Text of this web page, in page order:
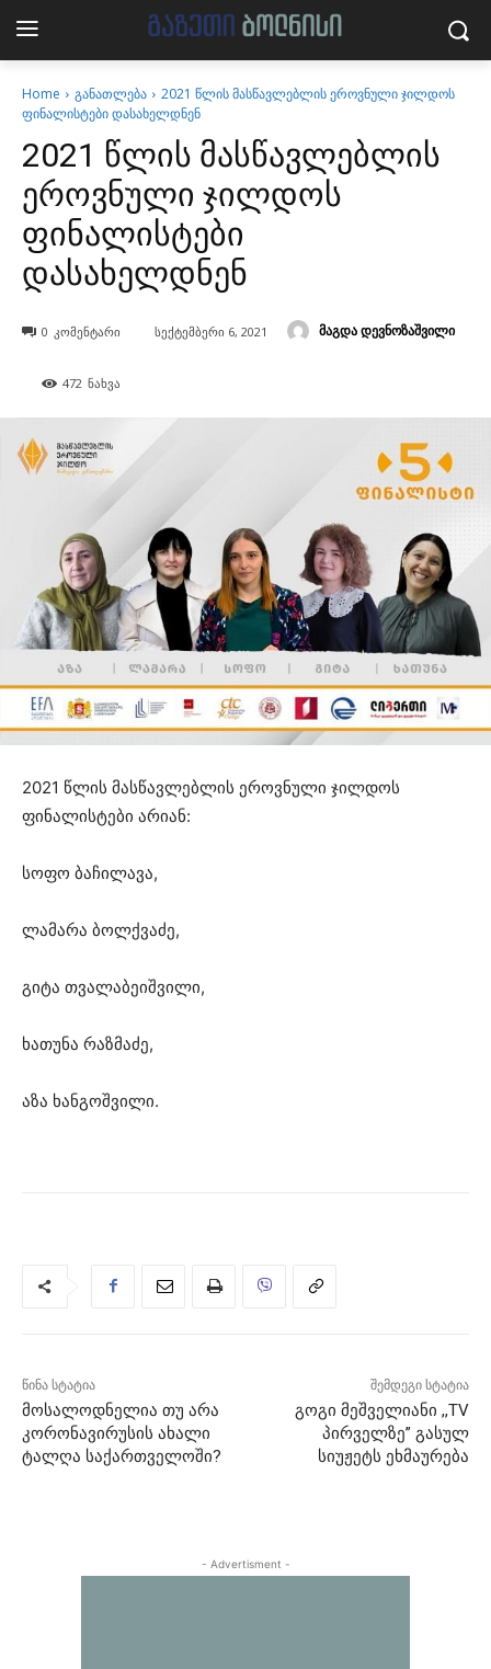
Home განათლება
2021 წლის მასწავლებლის ეროვნული ჯილდოს
ფინალისტები დასახელდნენ
2021 წლის მასწავლებლის
ეროვნული ჯილდოს
ფინალისტები
დასახელდნენ
მაგდა დევნოზაშვილი
სექტემბერი 6, 2021
0 კომენტარი
472 ნახვა
2021 წლის მასწავლებლის ეროვნული ჯილდოს
ფინალისტები არიან:
სოფო ბაჩილავა,
ლამარა ბოლქვაძე,
გიტა თვალაბეიშვილი,
ხათუნა რაზმაძე,
აზა ხანგოშვილი.
წინა სტატია
მოსალოდნელია თუ არა
კორონავირუსის ახალი
ტალღა საქართველოში?
შემდეგი სტატია
გოგი მეშველიანი ,,TV
პირველზე” გასულ
სიუჟეტს ეხმაურება
- Advertisment -